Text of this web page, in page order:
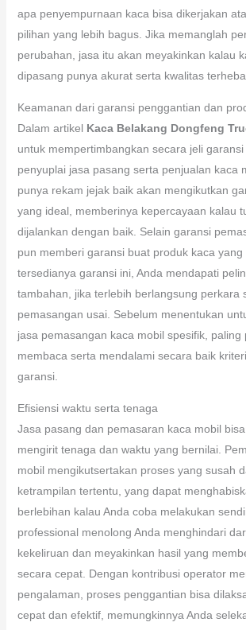
apa penyempurnaan kaca bisa dikerjakan
pilihan yang lebih bagus. Jika memanglah
perubahan, jasa itu akan meyakinkan kalau
dipasang punya akurat serta kwalitas
Keamanan dari garansi penggantian dan
Dalam artikel Kaca Belakang Dongfeng
untuk mempertimbangkan secara jeli
penyuplai jasa pasang serta penjualan kaca
punya rekam jejak baik akan mengikutkan
yang ideal, memberinya kepercayaan kalau
dijalankan dengan baik. Selain garansi
pun memberi garansi buat produk kaca yang
tersedianya garansi ini, Anda mendapati
tambahan, jika terlebih berlangsung perkara
pemasangan usai. Sebelum menentukan
jasa pemasangan kaca mobil spesifik, paling
membaca serta mendalami secara baik
garansi.
Efisiensi waktu serta tenaga
Jasa pasang dan pemasaran kaca mobil
mengirit tenaga dan waktu yang bernilai.
mobil mengikutsertakan proses yang susah
ketrampilan tertentu, yang dapat
berlebihan kalau Anda coba melakukan
professional menolong Anda menghindari
kekeliruan dan meyakinkan hasil yang
secara cepat. Dengan kontribusi operator
pengalaman, proses penggantian bisa
cepat dan efektif, memungkinnya Anda